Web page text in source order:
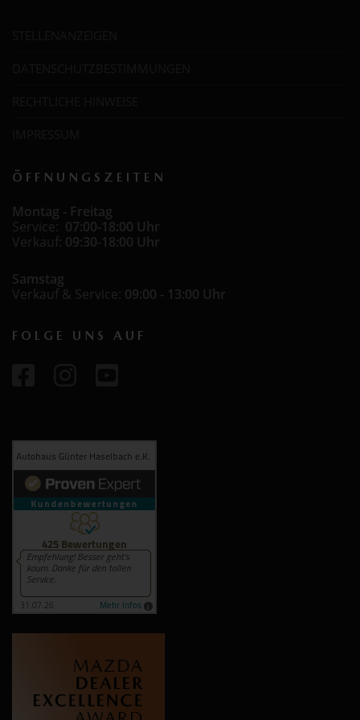
ÖFFNUNGSZEITEN
Montag - Freitag
Service: 07:00-18:00 Uhr
Verkauf: 09:30-18:00 Uhr
Samstag
Verkauf & Service: 09:00 - 13:00 Uhr
FOLGE UNS AUF